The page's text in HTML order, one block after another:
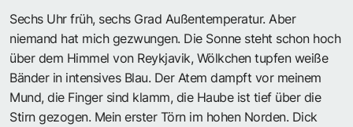
Sechs Uhr früh, sechs Grad Außentemperatur. Aber
niemand hat mich gezwungen. Die Sonne steht schon hoch
über dem Himmel von Reykjavik, Wölkchen tupfen weiße
Bänder in intensives Blau. Der Atem dampft vor meinem
Mund, die Finger sind klamm, die Haube ist tief über die
Stirn gezogen. Mein erster Törn im hohen Norden. Dick